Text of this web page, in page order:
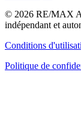
© 2026 RE/MAX
indépendant et
Conditions
Politique de